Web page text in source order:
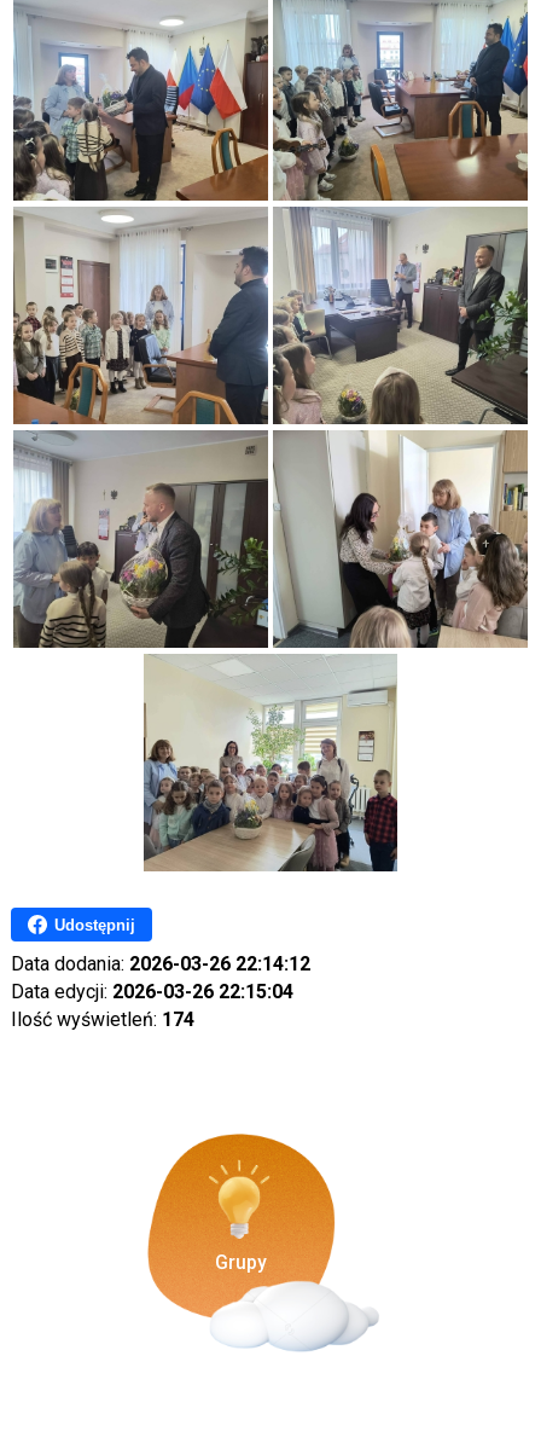
Udostępnij
Data dodania: 2026-03-26 22:14:12
Data edycji: 2026-03-26 22:15:04
Ilość wyświetleń: 174
Grupy